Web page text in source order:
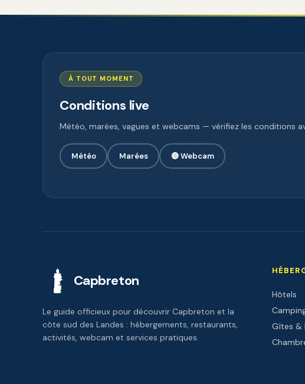
À TOUT MOMENT
Conditions live
Météo, marées, vagues et webcams — vérifiez les conditions
Météo Marées 🔴 Webcam
Capbreton
Le guide officieux pour découvrir Capbreton et la
côte sud des Landes : hébergements, restaurants,
activités, webcam et services pratiques.
Hôtels
Gîtes &